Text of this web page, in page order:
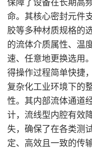
保障了设备在长期高
命。其核心密封元件
胶等多种材质规格的
的流体介质属性、温
速、任意地更换选用
得操作过程简单快捷
复杂化工业环境下的
性。其内部流体通道
计，流线型内腔有效
失，确保了在各类测
定、高效且一致的传